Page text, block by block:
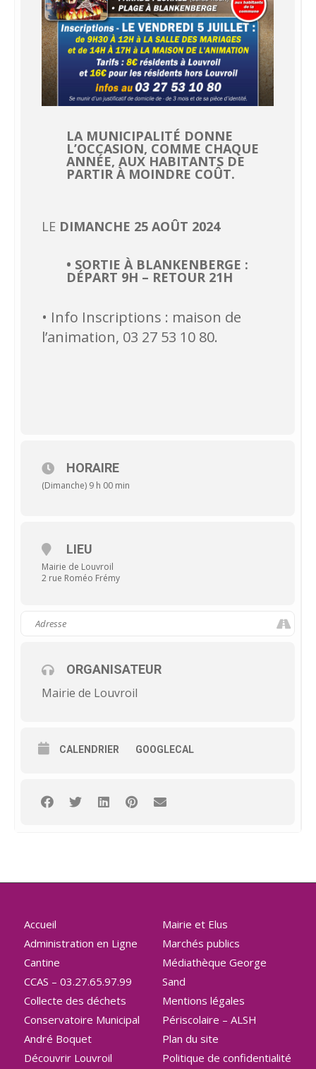
LA MUNICIPALITÉ DONNE
L’OCCASION, COMME CHAQUE
ANNÉE, AUX HABITANTS DE
PARTIR À MOINDRE COÛT.
LE DIMANCHE 25 AOÛT 2024
• SORTIE À BLANKENBERGE :
DÉPART 9H – RETOUR 21H
• Info Inscriptions : maison de
l’animation, 03 27 53 10 80.
HORAIRE
(Dimanche) 9 h 00 min
LIEU
Mairie de Louvroil
2 rue Roméo Frémy
ORGANISATEUR
Mairie de Louvroil
CALENDRIER GOOGLECAL
Accueil
Administration en Ligne
Cantine
CCAS – 03.27.65.97.99
Collecte des déchets
Conservatoire Municipal
André Boquet
Découvrir Louvroil
Mairie et Elus
Marchés publics
Médiathèque George
Sand
Mentions légales
Périscolaire – ALSH
Plan du site
Politique de confidentialité